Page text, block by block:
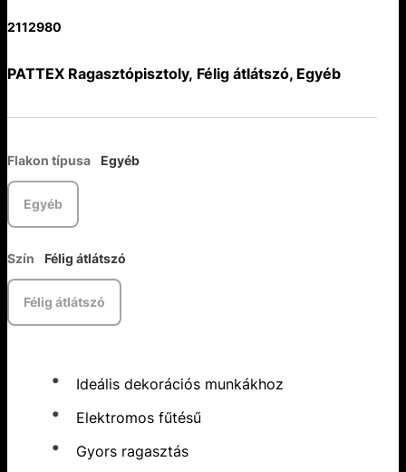
2112980
PATTEX Ragasztópisztoly, Félig átlátszó, Egyéb
Flakon típusa Egyéb
Egyéb
Szín Félig átlátszó
Félig átlátszó
Ideális dekorációs munkákhoz
Elektromos fűtésű
Gyors ragasztás